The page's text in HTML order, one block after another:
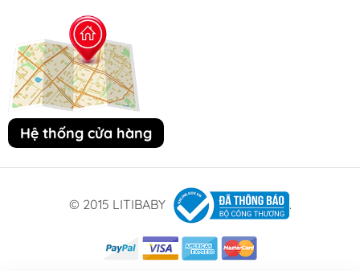
Hệ thống cửa hàng
© 2015 LITIBABY .